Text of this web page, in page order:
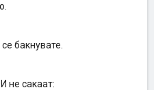
бакнувате.
не сакаат: